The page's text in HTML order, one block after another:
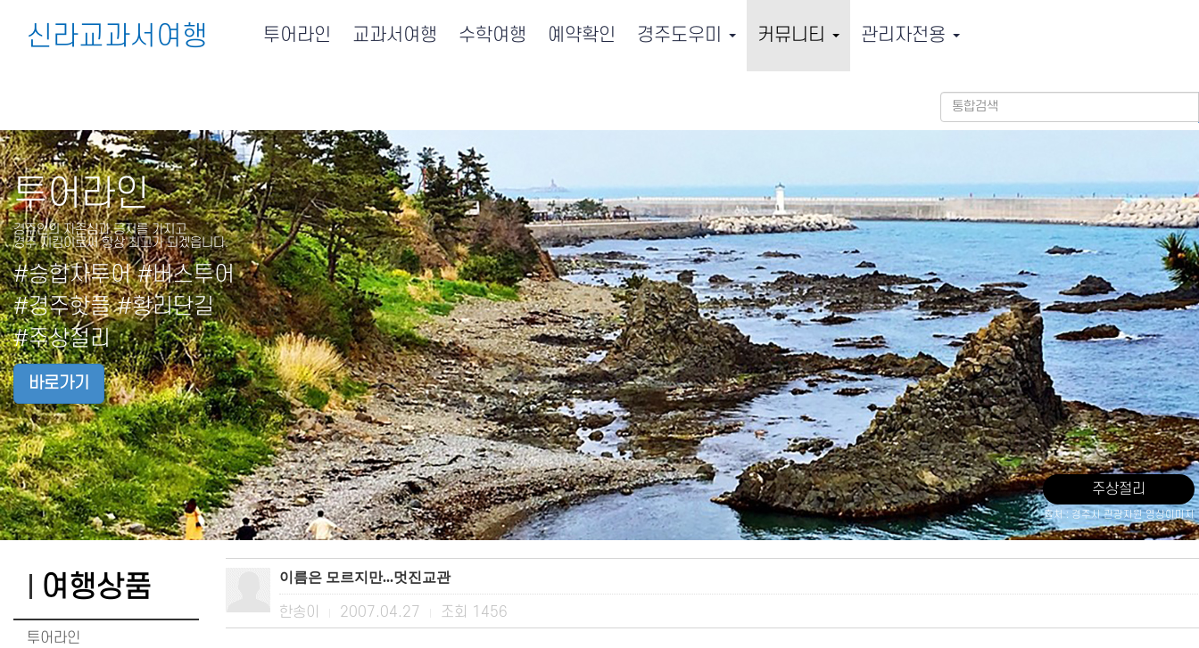
신라교과서여행 투어라인 교과서여행 수학여행 예약확인 경주도우미 커뮤니티 관리자전용
투어라인
경주인의 자존심과 긍지를 가지고
경주 지킴이로써 항상 최고가 되겠읍니다.
#승합차투어 #버스투어
#경주핫플 #황리단길
#주상절리
바로가기
주상절리
출처 : 경주시 관광자원 영상이미지
여행상품
투어라인
이름은 모르지만...멋진교관
한송이 2007.04.27 조회 1456